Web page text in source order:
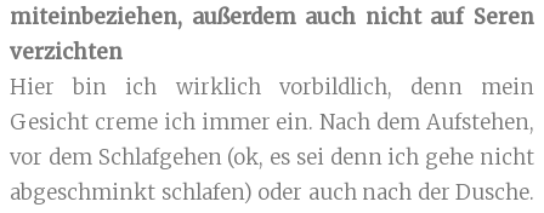
miteinbeziehen, außerdem auch nicht auf Seren
verzichten
Hier bin ich wirklich vorbildlich, denn mein
Gesicht creme ich immer ein. Nach dem Aufstehen,
vor dem Schlafgehen (ok, es sei denn ich gehe nicht
abgeschminkt schlafen) oder auch nach der Dusche.